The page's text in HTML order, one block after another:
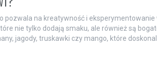
pozwala na kreatywność i eksperymentowanie
nie tylko dodają smaku, ale również są
jagody, truskawki czy mango, które